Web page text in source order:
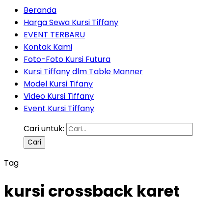
Beranda
Harga Sewa Kursi Tiffany
EVENT TERBARU
Kontak Kami
Foto-Foto Kursi Futura
Kursi Tiffany dlm Table Manner
Model Kursi Tifany
Video Kursi Tiffany
Event Kursi Tiffany
Cari untuk:
Tag
kursi crossback karet